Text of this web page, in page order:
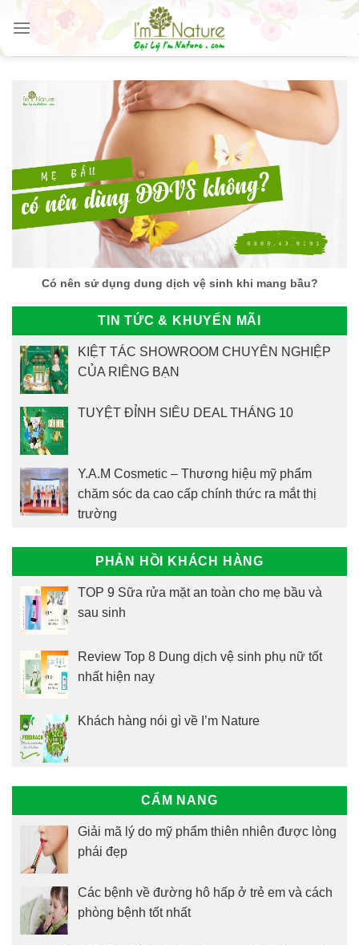
Skip
content
Có nên sử dụng dung dịch vệ sinh khi mang bầu?
TIN TỨC & KHUYẾN MÃI
KIỆT TÁC SHOWROOM CHUYÊN NGHIỆP
CỦA RIÊNG BẠN
TUYỆT ĐỈNH SIÊU DEAL THÁNG 10
Y.A.M Cosmetic – Thương hiệu mỹ phẩm
chăm sóc da cao cấp chính thức ra mắt thị
trường
PHẢN HỒI KHÁCH HÀNG
TOP 9 Sữa rửa mặt an toàn cho mẹ bầu và
sau sinh
Review Top 8 Dung dịch vệ sinh phụ nữ tốt
nhất hiện nay
Khách hàng nói gì về I’m Nature
CẨM NANG
Giải mã lý do mỹ phẩm thiên nhiên được lòng
phái đẹp
Các bệnh về đường hô hấp ở trẻ em và cách
phòng bệnh tốt nhất